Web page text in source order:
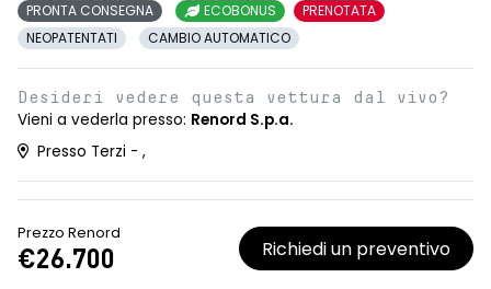
PRONTA CONSEGNA ECOBONUS
PRENOTATA
NEOPATENTATI
CAMBIO AUTOMATICO
Desideri vedere questa vettura dal vivo?
Vieni a vederla presso: Renord S.p.a.
Presso Terzi - ,
Prezzo Renord
€26.700 Richiedi un preventivo